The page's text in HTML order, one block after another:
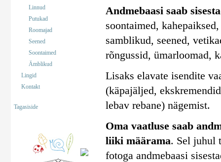
Linnud
Putukad
Roomajad
Seened
Soontaimed
Ämblikud
Lingid
Kontakt
Tagasiside
Andmebaasi saab
soontaimed,
samblikud, seened,
rõngussid, ümarloomad,
Lisaks elavate isendite
(käpajäljed,
lebav rebane) nägemist.
Oma vaatluse saab
liiki määrama. Sel juhul
fotoga andmebaasi